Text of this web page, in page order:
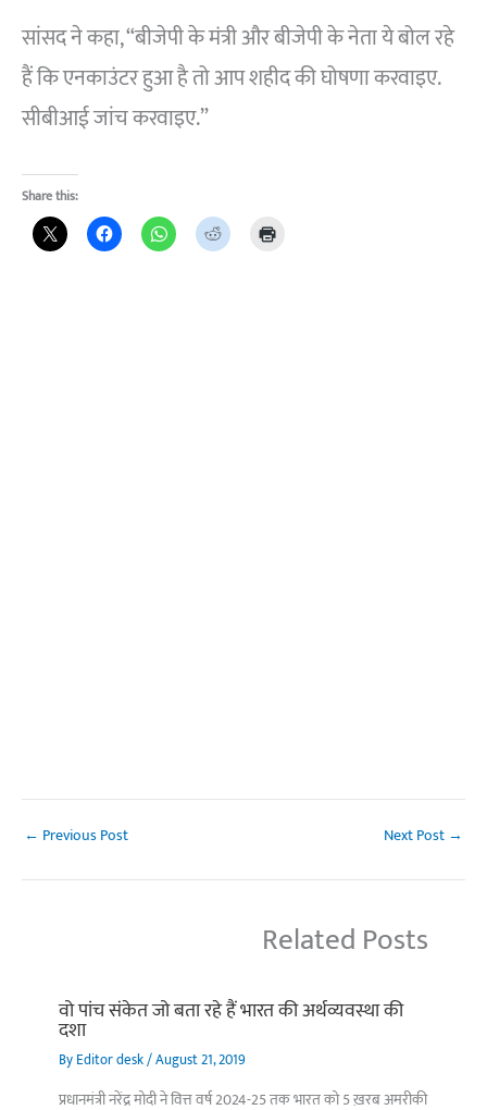
सांसद ने कहा, “बीजेपी के मंत्री और बीजेपी के नेता ये बोल रहे
हैं कि एनकाउंटर हुआ है तो आप शहीद की घोषणा करवाइए.
सीबीआई जांच करवाइए.”
Share this:
← Previous Post Next Post →
Related Posts
वो पांच संकेत जो बता रहे हैं भारत की अर्थव्यवस्था की
दशा
ByEditor desk/August 21, 2019
प्रधानमंत्री नरेंद्र मोदी ने वित्त वर्ष 2024-25 तक भारत को 5 ख़रब अमरीकी